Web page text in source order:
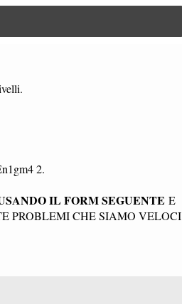
2.
IL FORM SEGUENTE E
PROBLEMI CHE SIAMO VELOCI